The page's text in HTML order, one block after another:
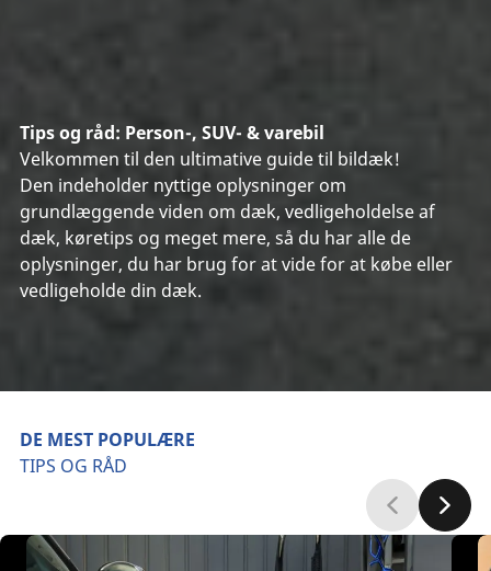
Tips og råd: Person-, SUV- & varebil
Velkommen til den ultimative guide til bildæk!
Den indeholder nyttige oplysninger om
grundlæggende viden om dæk, vedligeholdelse af
dæk, køretips og meget mere, så du har alle de
oplysninger, du har brug for at vide for at købe eller
vedligeholde din dæk.
DE MEST POPULÆRE
TIPS OG RÅD